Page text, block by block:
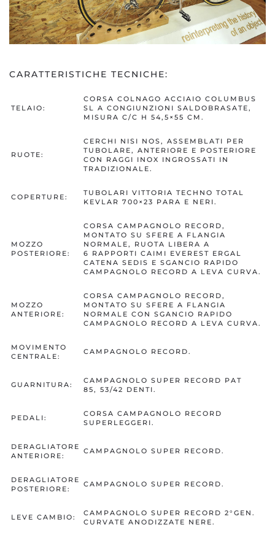
CARATTERISTICHE TECNICHE:
TELAIO:
CORSA COLNAGO ACCIAIO COLUMBUS
SL A CONGIUNZIONI SALDOBRASATE,
MISURA C/C H 54,5×55 CM.
RUOTE:
CERCHI NISI NOS, ASSEMBLATI PER
TUBOLARE, ANTERIORE E POSTERIORE
CON RAGGI INOX INGROSSATI IN
TRADIZIONALE.
COPERTURE:
TUBOLARI VITTORIA TECHNO TOTAL
KEVLAR 700×23 PARA E NERI.
MOZZO
POSTERIORE:
CORSA CAMPAGNOLO RECORD,
MONTATO SU SFERE A FLANGIA
NORMALE, RUOTA LIBERA A
6 RAPPORTI CAIMI EVEREST ERGAL
CATENA SEDIS E SGANCIO RAPIDO
CAMPAGNOLO RECORD A LEVA CURVA.
MOZZO
ANTERIORE:
CORSA CAMPAGNOLO RECORD,
MONTATO SU SFERE A FLANGIA
NORMALE CON SGANCIO RAPIDO
CAMPAGNOLO RECORD A LEVA CURVA.
MOVIMENTO
CENTRALE:
CAMPAGNOLO RECORD.
GUARNITURA:
CAMPAGNOLO SUPER RECORD PAT
85, 53/42 DENTI.
PEDALI:
CORSA CAMPAGNOLO RECORD
SUPERLEGGERI.
DERAGLIATORE
ANTERIORE:
CAMPAGNOLO SUPER RECORD.
DERAGLIATORE
POSTERIORE:
CAMPAGNOLO SUPER RECORD.
LEVE CAMBIO:
CAMPAGNOLO SUPER RECORD 2°GEN.
CURVATE ANODIZZATE NERE.